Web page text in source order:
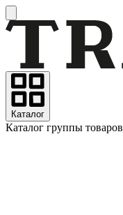
Каталог
Каталог группы товаров